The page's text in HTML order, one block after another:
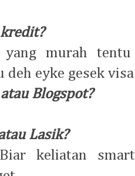
yang murah
deh eyke gesek
Blogspot?
Lasik?
keliatan